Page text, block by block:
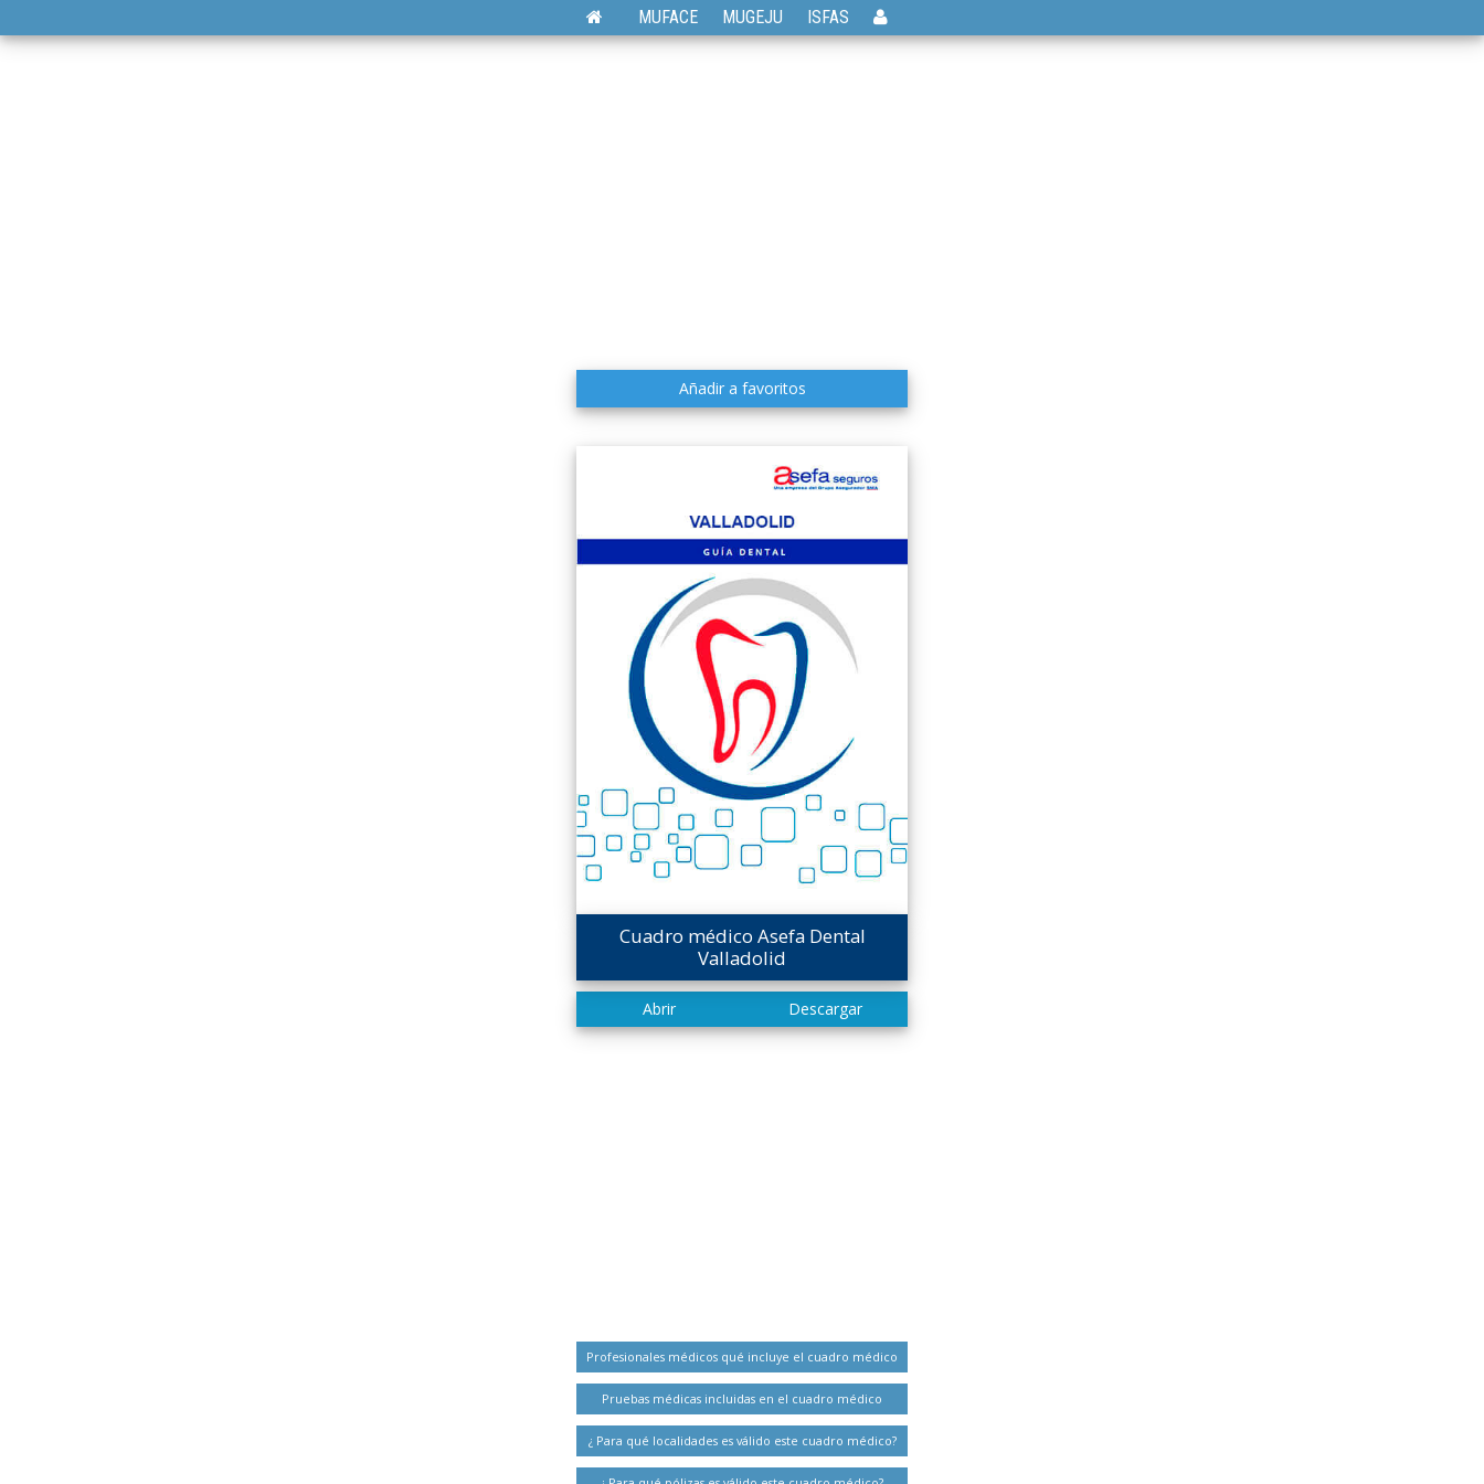
MUFACE MUGEJU ISFAS
Cuadro médico Asefa Dental
Valladolid
Profesionales médicos qué incluye el cuadro médico
Pruebas médicas incluidas en el cuadro médico
¿ Para qué localidades es válido este cuadro médico?